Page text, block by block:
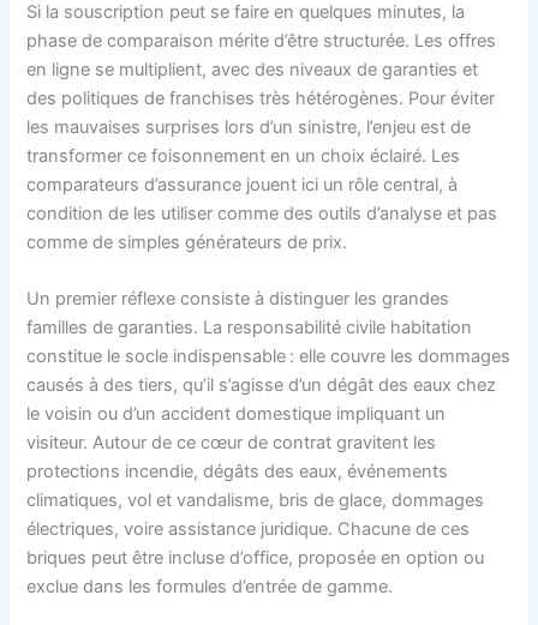
Si la souscription peut se faire en quelques minutes, la
phase de comparaison mérite d’être structurée. Les offres
en ligne se multiplient, avec des niveaux de garanties et
des politiques de franchises très hétérogènes. Pour éviter
les mauvaises surprises lors d’un sinistre, l’enjeu est de
transformer ce foisonnement en un choix éclairé. Les
comparateurs d’assurance jouent ici un rôle central, à
condition de les utiliser comme des outils d’analyse et pas
comme de simples générateurs de prix.
Un premier réflexe consiste à distinguer les grandes
familles de garanties. La responsabilité civile habitation
constitue le socle indispensable : elle couvre les dommages
causés à des tiers, qu’il s’agisse d’un dégât des eaux chez
le voisin ou d’un accident domestique impliquant un
visiteur. Autour de ce cœur de contrat gravitent les
protections incendie, dégâts des eaux, événements
climatiques, vol et vandalisme, bris de glace, dommages
électriques, voire assistance juridique. Chacune de ces
briques peut être incluse d’office, proposée en option ou
exclue dans les formules d’entrée de gamme.